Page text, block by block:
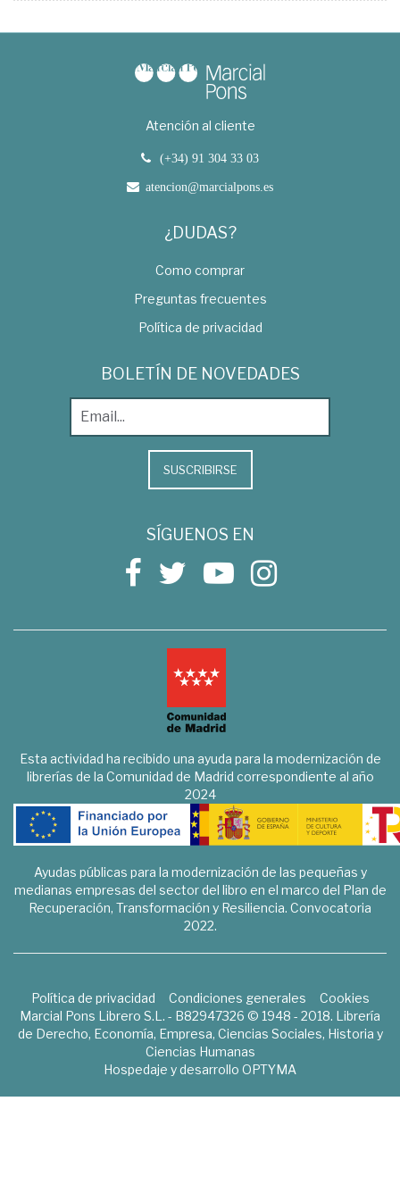
Atención al cliente
(+34) 91 304 33 03
atencion@marcialpons.es
¿DUDAS?
Como comprar
Preguntas frecuentes
Política de privacidad
BOLETÍN DE NOVEDADES
SUSCRIBIRSE
SÍGUENOS EN
Esta actividad ha recibido una ayuda para la modernización de
librerías de la Comunidad de Madrid correspondiente al año
2024
Ayudas públicas para la modernización de las pequeñas y
medianas empresas del sector del libro en el marco del Plan de
Recuperación, Transformación y Resiliencia. Convocatoria
2022.
Política de privacidad Condiciones generales
Cookies
Marcial Pons Librero S.L. - B82947326 © 1948 - 2018. Librería
de Derecho, Economía, Empresa, Ciencias Sociales, Historia y
Ciencias Humanas
Hospedaje y desarrollo OPTYMA